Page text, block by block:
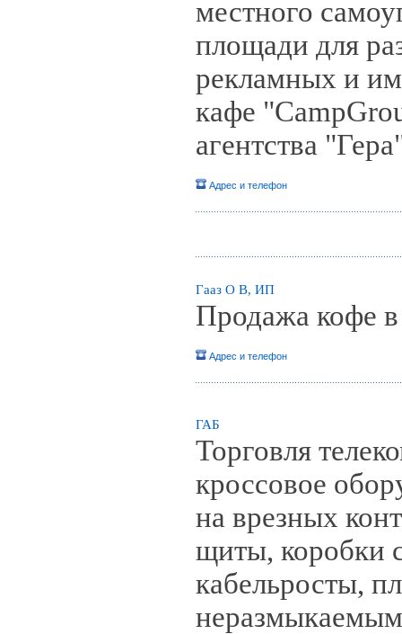
местного
площади для
рекламных и
кафе
агентства
Адрес и телефон
Гааз О В, ИП
Продажа кофе в
Адрес и телефон
ГАБ
Торговля
кроссовое
на врезных
щиты, коробки
кабельросты,